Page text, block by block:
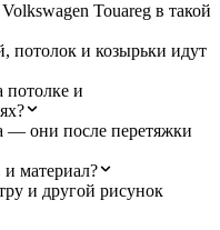
Touareg в такой
потолок и козырьки идут
потолке и
— они после перетяжки
материал?
и другой рисунок